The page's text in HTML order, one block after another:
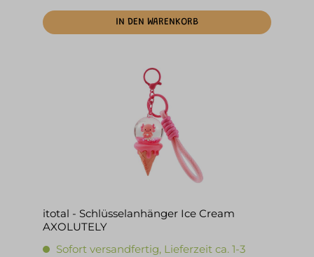
IN DEN WARENKORB
itotal - Schlüsselanhänger Ice Cream
AXOLUTELY
Sofort versandfertig, Lieferzeit ca. 1-3